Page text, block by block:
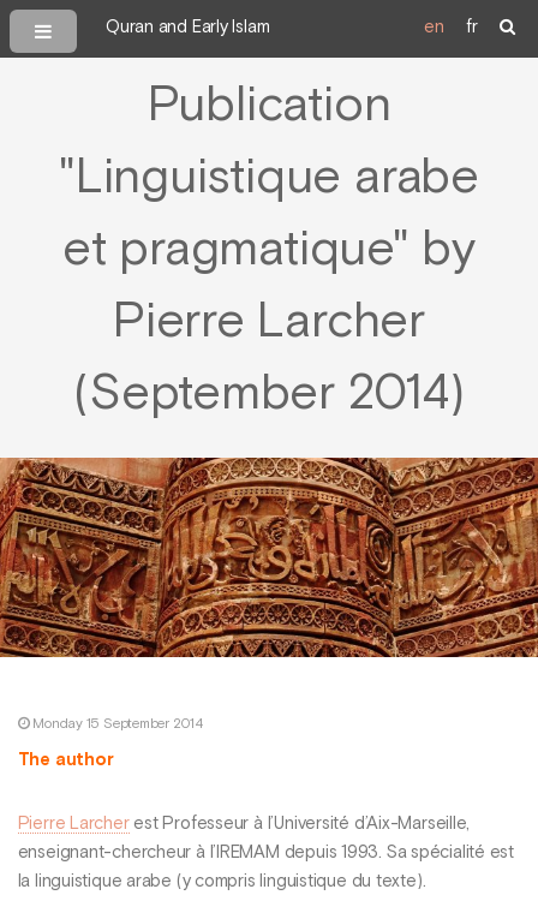
Quran and Early Islam en fr
Publication
"Linguistique arabe
et pragmatique" by
Pierre Larcher
(September 2014)
Monday 15 September 2014
The author
Pierre Larcherest Professeur à l’Université d’Aix-Marseille,
enseignant-chercheur à l’IREMAM depuis 1993. Sa spécialité est
la linguistique arabe (y compris linguistique du texte).